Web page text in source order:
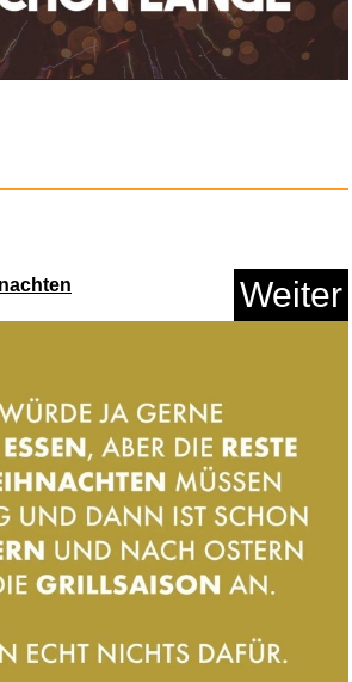
Anzeige
Anzeige
Weiter